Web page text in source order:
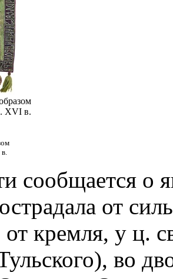
XVI в.
сообщается о
от
от кремля, у ц.
во